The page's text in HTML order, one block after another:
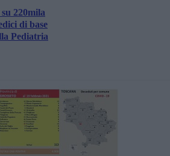
220mila
di base
Pediatria